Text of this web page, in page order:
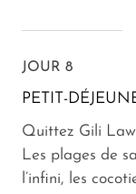
JOUR 8
PETIT-
Quittez Gili
Les plages de
l’infini, les